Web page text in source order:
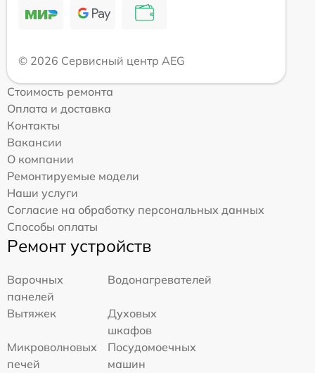
© 2026 Сервисный центр AEG
Стоимость ремонта
Оплата и доставка
Контакты
Вакансии
О компании
Ремонтируемые модели
Наши услуги
Согласие на обработку персональных данных
Способы оплаты
Ремонт устройств
Варочных
панелей
Водонагревателей
Вытяжек
Духовых
шкафов
Микроволновых
печей
Посудомоечных
машин